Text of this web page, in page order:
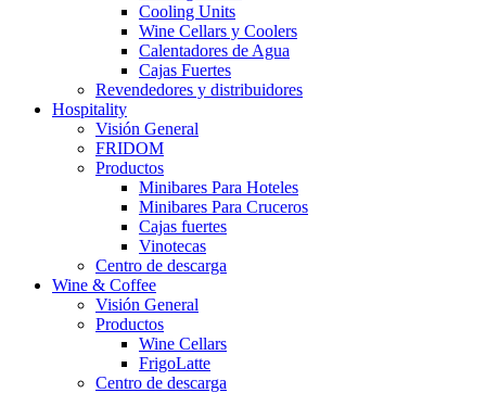
Cooling Units
Wine Cellars y Coolers
Calentadores de Agua
Cajas Fuertes
Revendedores y distribuidores
Hospitality
Visión General
FRIDOM
Productos
Minibares Para Hoteles
Minibares Para Cruceros
Cajas fuertes
Vinotecas
Centro de descarga
Wine & Coffee
Visión General
Productos
Wine Cellars
FrigoLatte
Centro de descarga